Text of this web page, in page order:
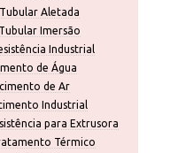
Aletada
Imersão
Industrial
de Água
de Ar
Industrial
para Extrusora
Térmico